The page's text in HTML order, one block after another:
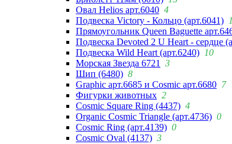
Овал Helios арт.6040 4
Подвеска Victory - Кольцо (арт.6041) 1
Прямоугольник Queen Baguette
Подвеска Devoted 2 U Heart - сердце
Подвеска Wild Heart (арт.6240) 10
Морская Звезда 6721
3
Шип (6480) 8
Graphic арт.6685 и Cosmic арт.6680 7
Фигурки животных 2
Cosmic Square Ring (4437) 4
Organic Cosmic Triangle (арт.4736) 0
Cosmic Ring (арт.4139) 0
Cosmic Oval (4137) 3